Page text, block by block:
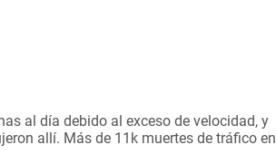
al día debido al exceso de velocidad, y
allí. Más de 11k muertes de tráfico en